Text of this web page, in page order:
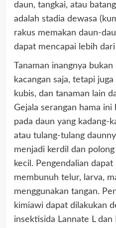
daun, tangkai, atau
adalah stadia dewasa
rakus memakan daun-
dapat mencapai lebih
Tanaman inangnya
kacangan saja, tetapi
kubis, dan tanaman lain
Gejala serangan hama
pada daun yang kadang-
atau tulang-tulang
menjadi kerdil dan
kecil. Pengendalian
membunuh telur, larva,
menggunakan tangan.
kimiawi dapat dilakukan
insektisida Lannate L